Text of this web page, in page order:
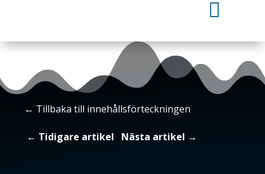

← Tillbaka till innehållsförteckningen
← Tidigare artikel Nästa artikel →